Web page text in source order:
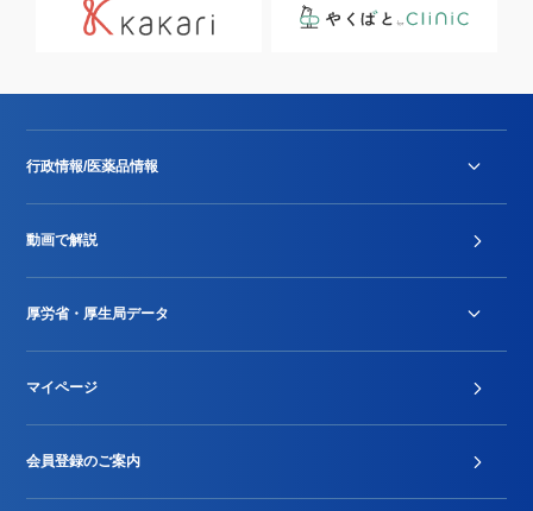
行政情報/医薬品情報
Stu-GEレポート
動画で解説
厚労省・厚生局データ
2024年度新設項目届出状況
マイページ
会員登録のご案内